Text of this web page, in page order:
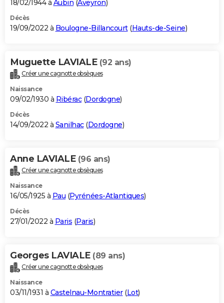
18/02/1944 à Aubin (Aveyron)
Décès
19/09/2022 à Boulogne-Billancourt(Hauts-de-Seine)
Muguette LAVIALE (92 ans)
Créer une cagnotte obsèques
Naissance
09/02/1930 à Ribérac(Dordogne)
Décès
14/09/2022 à Sanilhac(Dordogne)
Anne LAVIALE (96 ans)
Créer une cagnotte obsèques
Naissance
16/05/1925 à Pau (Pyrénées-Atlantiques)
Décès
27/01/2022 à Paris (Paris)
Georges LAVIALE (89 ans)
Créer une cagnotte obsèques
Naissance
03/11/1931 à Castelnau-Montratier(Lot)